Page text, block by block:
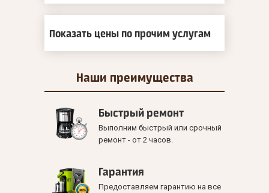
Показать цены по прочим услугам
Наши преимущества
Быстрый ремонт
Выполним быстрый или срочный
ремонт - от 2 часов.
Гарантия
Предоставляем гарантию на все